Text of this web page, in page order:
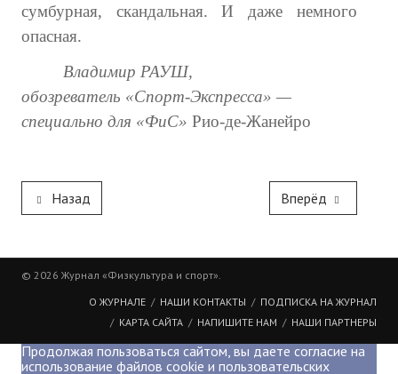
сумбурная, скандальная. И даже немного
опасная.
Владимир РАУШ,
обозреватель «Спорт-Экспресса» —
специально для «ФиС» Рио-де-Жанейро
Назад Вперёд
© 2026 Журнал «Физкультура и спорт».
О ЖУРНАЛЕ
НАШИ КОНТАКТЫ
ПОДПИСКА НА ЖУРНАЛ
КАРТА САЙТА
НАПИШИТЕ НАМ НАШИ ПАРТНЕРЫ
Продолжая пользоваться сайтом, вы даете согласие на
использование файлов cookie и пользовательских